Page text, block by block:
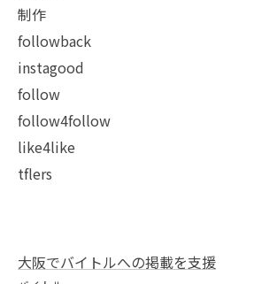
制作
followback
instagood
follow
follow4follow
like4like
tflers
大阪でバイトルへの掲載を支援